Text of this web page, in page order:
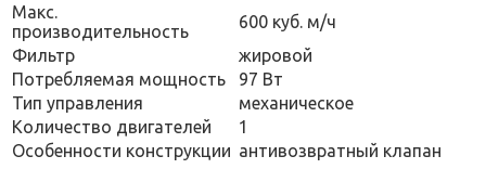
Макс.
производительность
600 куб. м/ч
Фильтр
жировой
Потребляемая мощность
97 Вт
Тип управления
механическое
Количество двигателей
1
Особенности конструкции антивозвратный клапан